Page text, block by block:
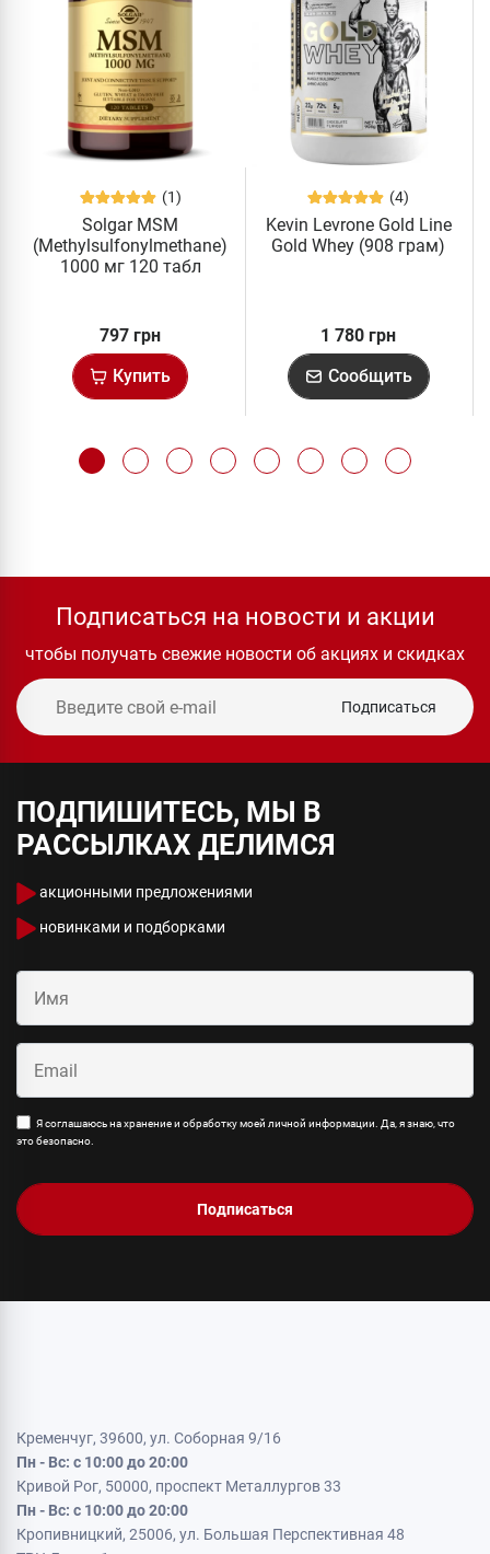
(1)
Solgar MSM
(Methylsulfonylmethane)
1000 мг 120 табл
797 грн
Купить
(4)
Kevin Levrone Gold Line
Gold Whey (908 грам)
1 780 грн
Сообщить
Подписаться на новости и акции
чтобы получать свежие новости об акциях и скидках
Подписаться
ПОДПИШИТЕСЬ, МЫ В
РАССЫЛКАХ ДЕЛИМСЯ
акционными предложениями
новинками и подборками
Я соглашаюсь на хранение и обработку моей личной информации. Да, я знаю, что
это безопасно.
Подписаться